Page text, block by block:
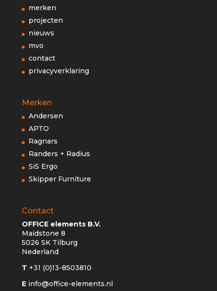
merken
projecten
nieuws
mvo
contact
privacyverklaring
Merken
Andersen
APTO
Ragnars
Randers + Radius
SiS Ergo
Skipper Furniture
Contact
OFFICE elements B.V.
Maidstone 8
5026 SK Tilburg
Nederland
T +31 (0)13-8503810
E info@office-elements.nl